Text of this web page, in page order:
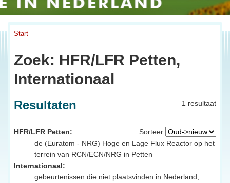
Start
Zoek: HFR/LFR Petten,
Internationaal
1 resultaat
Resultaten
Sorteer
HFR/LFR Petten:
de (Euratom - NRG) Hoge en Lage Flux Reactor op het
terrein van RCN/ECN/NRG in Petten
Internationaal:
gebeurtenissen die niet plaatsvinden in Nederland,